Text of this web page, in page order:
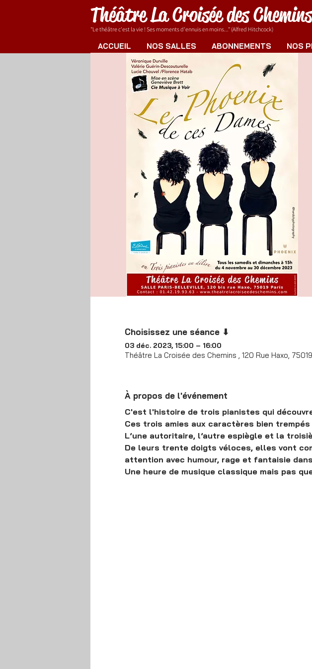
Théâtre La Croisée des Chemins
"Le théâtre c'est la vie ! Ses moments d'ennuis en moins..." (Alfred Hitchcock)
ACCUEIL NOS SALLES ABONNEMENTS NOS
Choisissez une séance ⬇
03 déc. 2023, 15:00 – 16:00
Théâtre La Croisée des Chemins , 120 Rue Haxo,
À propos de l'événement
C'est l'histoire de trois pianistes qui
Ces trois amies aux caractères bien
L’une autoritaire, l’autre espiègle et la
De leurs trente doigts véloces, elles vont
attention avec humour, rage et fantaisie
Une heure de musique classique mais pas